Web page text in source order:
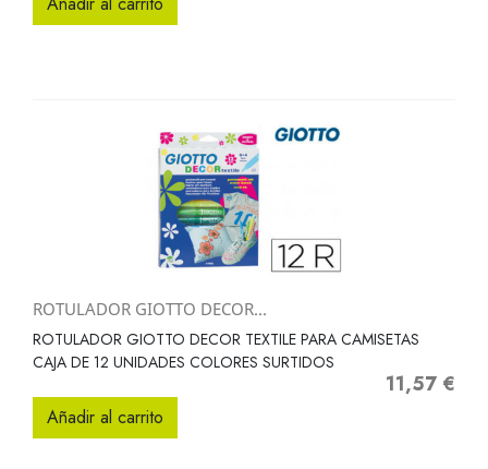
ROTULADOR GIOTTO DECOR...
ROTULADOR GIOTTO DECOR TEXTILE PARA CAMISETAS
CAJA DE 12 UNIDADES COLORES SURTIDOS
Precio
11,57 €
Añadir al carrito